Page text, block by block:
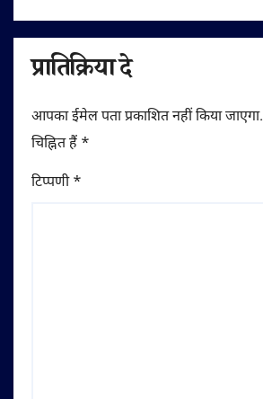
प्रातिक्रिया दे
आपका ईमेल पता प्रकाशित नहीं किया जाएगा.
चिह्नित हैं *
टिप्पणी*